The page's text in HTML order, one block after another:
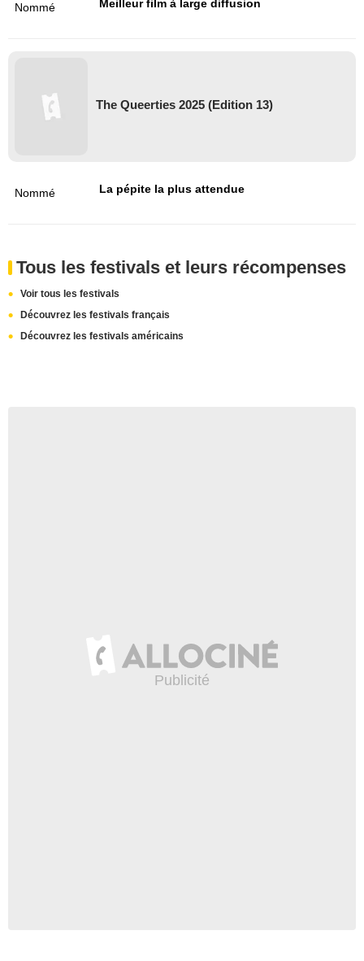
Nommé Meilleur film à large diffusion
The Queerties 2025 (Edition 13)
Nommé La pépite la plus attendue
Tous les festivals et leurs récompenses
Voir tous les festivals
Découvrez les festivals français
Découvrez les festivals américains